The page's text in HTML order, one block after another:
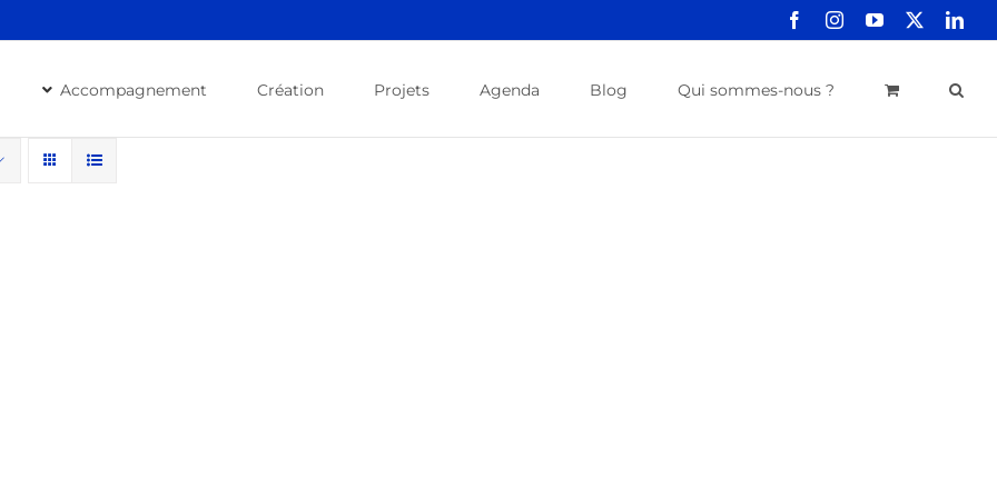
FacebookInstagramYouTube
Accompagnement Création Projets Agenda Blog Qui sommes-nous ?